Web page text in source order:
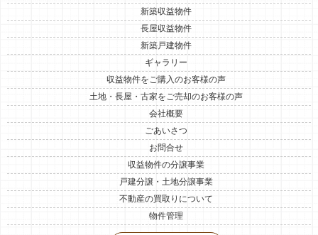
新築収益物件
長屋収益物件
新築戸建物件
ギャラリー
収益物件をご購入のお客様の声
土地・長屋・古家をご売却のお客様の声
会社概要
ごあいさつ
お問合せ
収益物件の分譲事業
戸建分譲・土地分譲事業
不動産の買取りについて
物件管理